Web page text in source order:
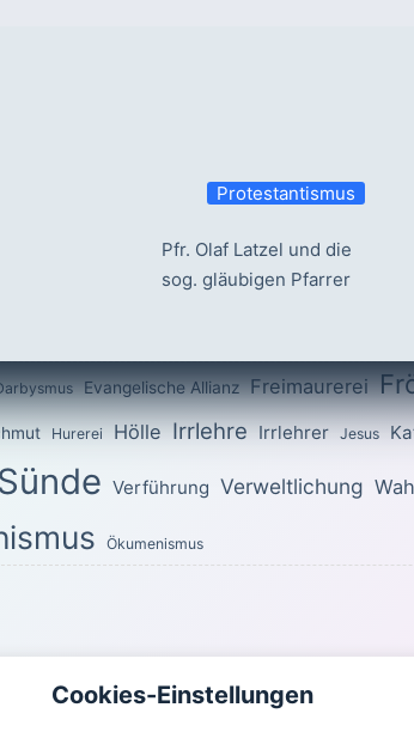
Protestantismus
Pfr. Olaf Latzel und die
sog. gläubigen Pfarrer
Evangelische Allianz Freimaurerei
Hurerei Hölle Irrlehre Irrlehrer Jesus
Verführung Verweltlichung
Ökumenismus
Cookies-Einstellungen